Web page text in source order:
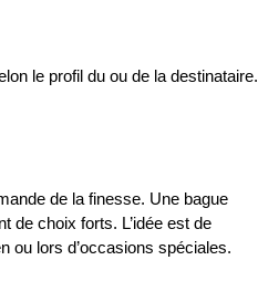
le profil du ou de la destinataire.
de la finesse. Une bague
de choix forts. L’idée est de
ou lors d’occasions spéciales.